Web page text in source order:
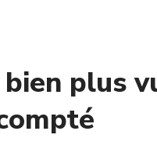
plus